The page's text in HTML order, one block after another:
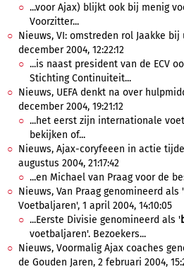
...voor Ajax) blijkt ook bij menig
Voorzitter...
Nieuws, VI: omstreden rol Jaakke bij
december 2004, 12:22:12
...is naast president van de ECV
Stichting Continuiteit...
Nieuws, UEFA denkt na over
december 2004, 19:21:12
...het eerst zijn internationale
bekijken of...
Nieuws, Ajax-coryfeeen in actie
augustus 2004, 21:17:42
...en Michael van Praag voor de
Nieuws, Van Praag genomineerd als '
Voetbaljaren', 1 april 2004, 14:10:05
...Eerste Divisie genomineerd als '
voetbaljaren'. Bezoekers...
Nieuws, Voormalig Ajax coaches
de Gouden Jaren, 2 februari 2004,